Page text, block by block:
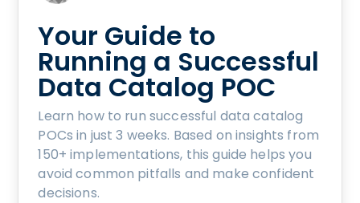
Your Guide to
Running a Successful
Data Catalog POC
Learn how to run successful data catalog
POCs in just 3 weeks. Based on insights from
150+ implementations, this guide helps you
avoid common pitfalls and make confident
decisions.